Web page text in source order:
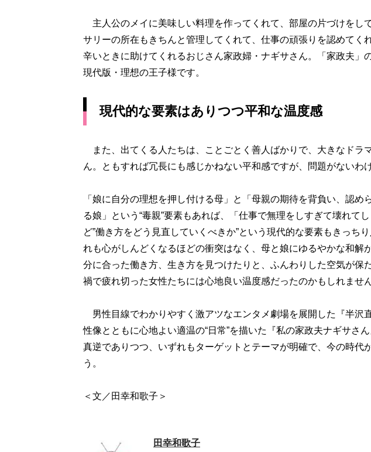
主人公のメイに美味しい料理を作ってくれて、部屋の片づけをし
サリーの所在もきちんと管理してくれて、仕事の頑張りを認めてく
辛いときに助けてくれるおじさん家政婦・ナギサさん。「家政夫」
現代版・理想の王子様です。
現代的な要素はありつつ平和な温度感
また、出てくる人たちは、ことごとく善人ばかりで、大きなドラ
ん。ともすれば冗長にも感じかねない平和感ですが、問題がないわ
「娘に自分の理想を押し付ける母」と「母親の期待を背負い、認め
る娘」という“毒親”要素もあれば、「仕事で無理をしすぎて壊れて
ど”働き方をどう見直していくべきか”という現代的な要素もきっち
れも心がしんどくなるほどの衝突はなく、母と娘にゆるやかな和解
分に合った働き方、生き方を見つけたりと、ふんわりした空気が保
禍で疲れ切った女性たちには心地良い温度感だったのかもしれません
男性目線でわかりやすく激アツなエンタメ劇場を展開した『半沢
性像とともに心地よい適温の“日常”を描いた『私の家政夫ナギサさ
真逆でありつつ、いずれもターゲットとテーマが明確で、今の時代
う。
＜文／田幸和歌子＞
田幸和歌子